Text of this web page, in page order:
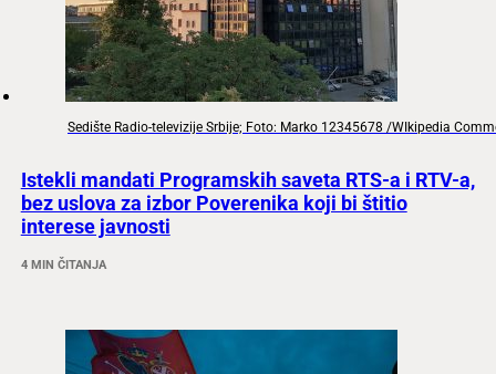
Sedište Radio-televizije Srbije; Foto: Marko 12345678 /WIkipedia
Istekli mandati Programskih saveta RTS-a i RTV-a,
bez uslova za izbor Poverenika koji bi štitio
interese javnosti
4 MIN ČITANJA